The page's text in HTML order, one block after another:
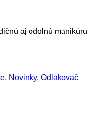
aj odolnú manikúru
, Novinky, Odlakovač